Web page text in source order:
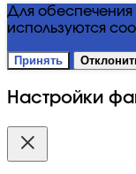
Для обеспечения
используются
Принять
Настройки